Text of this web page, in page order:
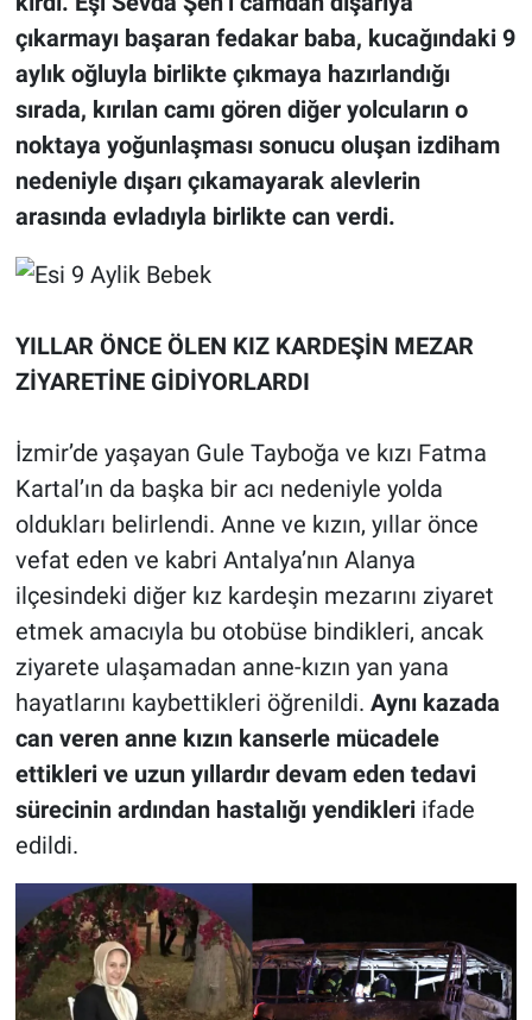
çıkarmayı başaran fedakar baba, kucağındaki 9
aylık oğluyla birlikte çıkmaya hazırlandığı
sırada, kırılan camı gören diğer yolcuların o
noktaya yoğunlaşması sonucu oluşan izdiham
nedeniyle dışarı çıkamayarak alevlerin
arasında evladıyla birlikte can verdi.
YILLAR ÖNCE ÖLEN KIZ KARDEŞİN MEZAR
ZİYARETİNE GİDİYORLARDI
İzmir’de yaşayan Gule Tayboğa ve kızı Fatma
Kartal’ın da başka bir acı nedeniyle yolda
oldukları belirlendi. Anne ve kızın, yıllar önce
vefat eden ve kabri Antalya’nın Alanya
ilçesindeki diğer kız kardeşin mezarını ziyaret
etmek amacıyla bu otobüse bindikleri, ancak
ziyarete ulaşamadan anne-kızın yan yana
hayatlarını kaybettikleri öğrenildi. Aynı kazada
can veren anne kızın kanserle mücadele
ettikleri ve uzun yıllardır devam eden tedavi
sürecinin ardından hastalığı yendikleriifade
edildi.